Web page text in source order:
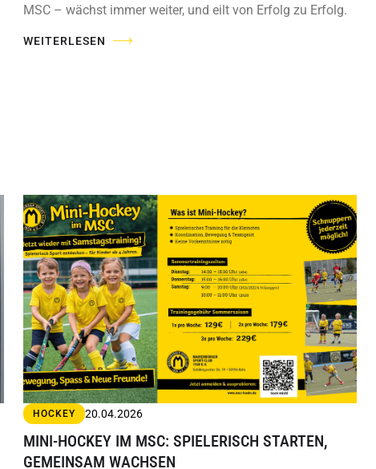
MSC – wächst immer weiter, und eilt von Erfolg zu Erfolg.
WEITERLESEN
HOCKEY 20.04.2026
MINI-HOCKEY IM MSC: SPIELERISCH STARTEN,
GEMEINSAM WACHSEN